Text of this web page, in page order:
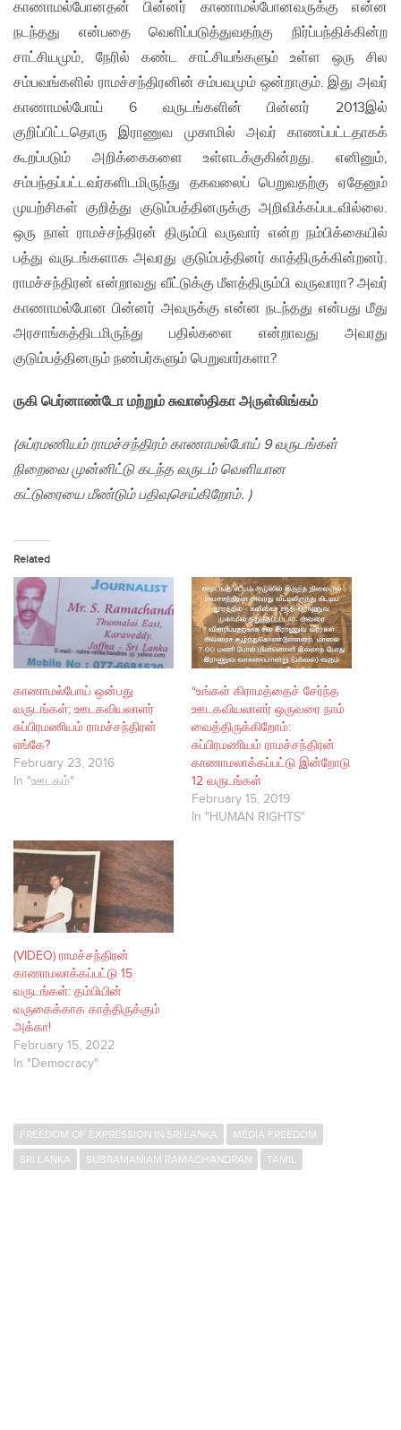
காணாமல்போனதன் பின்னர் காணாமல்போனவருக்கு என்ன
நடந்தது என்பதை வெளிப்படுத்துவதற்கு நிர்ப்பந்திக்கின்ற
சாட்சியமும், நேரில் கண்ட சாட்சியங்களும் உள்ள ஒரு சில
சம்பவங்களில் ராமச்சந்திரனின் சம்பவமும் ஒன்றாகும். இது அவர்
காணாமல்போய் 6 வருடங்களின் பின்னர் 2013இல்
குறிப்பிட்டதொரு இராணுவ முகாமில் அவர் காணப்பட்டதாகக்
கூறப்படும் அறிக்கைகளை உள்ளடக்குகின்றது. எனினும்,
சம்பந்தப்பட்டவர்களிடமிருந்து தகவலைப் பெறுவதற்கு ஏதேனும்
முயற்சிகள் குறித்து குடும்பத்தினருக்கு அறிவிக்கப்படவில்லை.
ஒரு நாள் ராமச்சந்திரன் திரும்பி வருவார் என்ற நம்பிக்கையில்
பத்து வருடங்களாக அவரது குடும்பத்தினர் காத்திருக்கின்றனர்.
ராமச்சந்திரன் என்றாவது வீட்டுக்கு மீளத்திரும்பி வருவாரா? அவர்
காணாமல்போன பின்னர் அவருக்கு என்ன நடந்தது என்பது மீது
அரசாங்கத்திடமிருந்து பதில்களை என்றாவது அவரது
குடும்பத்தினரும் நண்பர்களும் பெறுவார்களா?
ருகி பெர்னாண்டோ மற்றும் சுவாஸ்திகா அருள்லிங்கம்
(சுப்ரமணியம் ராமச்சந்திரம் காணாமல்போய் 9 வருடங்கள்
நிறைவை முன்னிட்டு கடந்த வருடம் வௌியான
கட்டுரையை மீண்டும் பதிவுசெய்கிறோம். )
Related
காணாமல்போய் ஒன்பது
வருடங்கள்; ஊடகவியலாளர்
சுப்பிரமணியம் ராமச்சந்திரன்
எங்கே?
February 23, 2016
In "ஊடகம்"
“உங்கள் கிராமத்தைச் சேர்ந்த
ஊடகவியலாளர் ஒருவரை நாம்
வைத்திருக்கிறோம்:
சுப்பிரமணியம் ராமச்சந்திரன்
காணாமலாக்கப்பட்டு இன்றோடு
12 வருடங்கள்
February 15, 2019
In "HUMAN RIGHTS"
(VIDEO) ராமச்சந்திரன்
காணாமலாக்கப்பட்டு 15
வருடங்கள்: தம்பியின்
வருகைக்காக காத்திருக்கும்
அக்கா!
February 15, 2022
In "Democracy"
FREEDOM OF EXPRESSION IN SRI LANKA
MEDIA FREEDOM
SRI LANKA
SUBRAMANIAM RAMACHANDRAN TAMIL